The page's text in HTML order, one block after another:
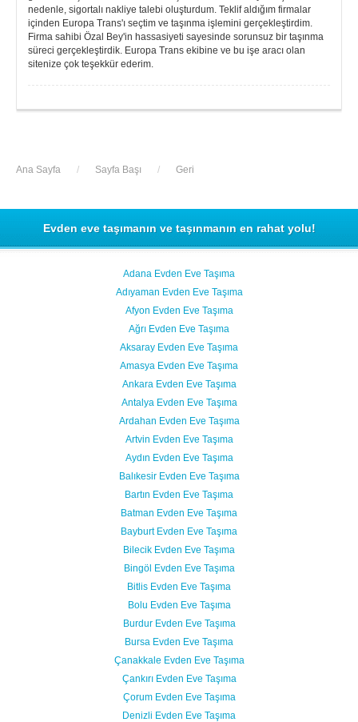
nedenle, sigortalı nakliye talebi oluşturdum. Teklif aldığım firmalar
içinden Europa Trans'ı seçtim ve taşınma işlemini gerçekleştirdim.
Firma sahibi Özal Bey'in hassasiyeti sayesinde sorunsuz bir taşınma
süreci gerçekleştirdik. Europa Trans ekibine ve bu işe aracı olan
sitenize çok teşekkür ederim.
Ana Sayfa / Sayfa Başı / Geri
Evden eve taşımanın ve taşınmanın en rahat yolu!
Adana Evden Eve Taşıma
Adıyaman Evden Eve Taşıma
Afyon Evden Eve Taşıma
Ağrı Evden Eve Taşıma
Aksaray Evden Eve Taşıma
Amasya Evden Eve Taşıma
Ankara Evden Eve Taşıma
Antalya Evden Eve Taşıma
Ardahan Evden Eve Taşıma
Artvin Evden Eve Taşıma
Aydın Evden Eve Taşıma
Balıkesir Evden Eve Taşıma
Bartın Evden Eve Taşıma
Batman Evden Eve Taşıma
Bayburt Evden Eve Taşıma
Bilecik Evden Eve Taşıma
Bingöl Evden Eve Taşıma
Bitlis Evden Eve Taşıma
Bolu Evden Eve Taşıma
Burdur Evden Eve Taşıma
Bursa Evden Eve Taşıma
Çanakkale Evden Eve Taşıma
Çankırı Evden Eve Taşıma
Çorum Evden Eve Taşıma
Denizli Evden Eve Taşıma